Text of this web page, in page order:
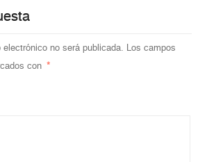
electrónico no será publicada. Los campos
con *